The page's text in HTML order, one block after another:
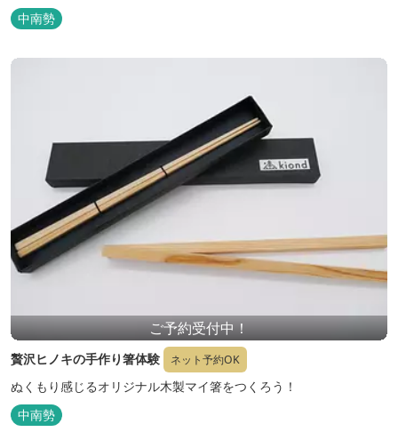
中南勢
ご予約受付中！
贅沢ヒノキの手作り箸体験 ネット予約OK
ぬくもり感じるオリジナル木製マイ箸をつくろう！
中南勢